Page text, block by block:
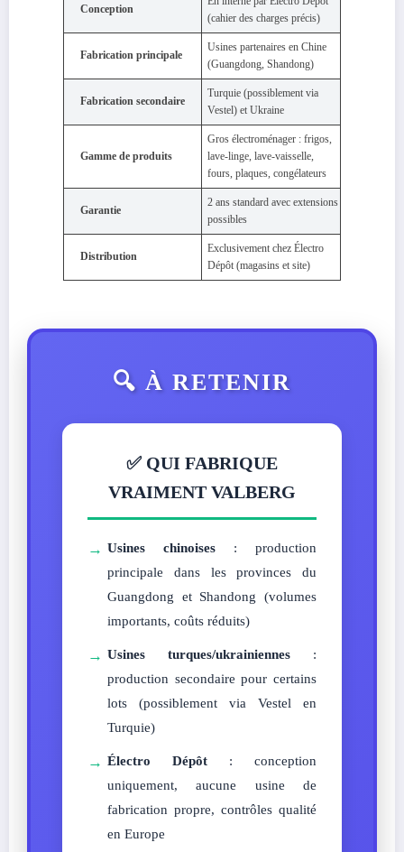
Conception
(cahier des charges précis)
Fabrication principale
Usines partenaires en Chine
(Guangdong, Shandong)
Fabrication secondaire
Turquie (possiblement via
Vestel) et Ukraine
Gamme de produits
Gros électroménager : frigos,
lave-linge, lave-vaisselle,
fours, plaques, congélateurs
Garantie
2 ans standard avec extensions
possibles
Distribution
Exclusivement chez Électro
Dépôt (magasins et site)
🔍 À RETENIR
✅ QUI FABRIQUE
VRAIMENT VALBERG
→ Usines chinoises : production
principale dans les provinces du
Guangdong et Shandong (volumes
importants, coûts réduits)
→ Usines turques/ukrainiennes :
production secondaire pour certains
lots (possiblement via Vestel en
Turquie)
→ Électro Dépôt : conception
uniquement, aucune usine de
fabrication propre, contrôles qualité
en Europe